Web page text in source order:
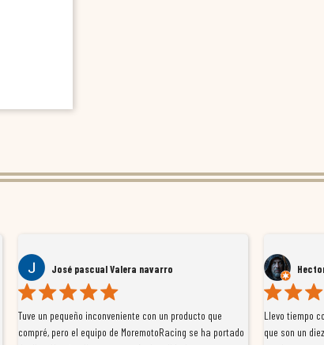
José pascual Valera navarro
Tuve un pequeño inconveniente con un producto que
compré, pero el equipo de MoremotoRacing se ha portado
Llevo tiempo
que son un